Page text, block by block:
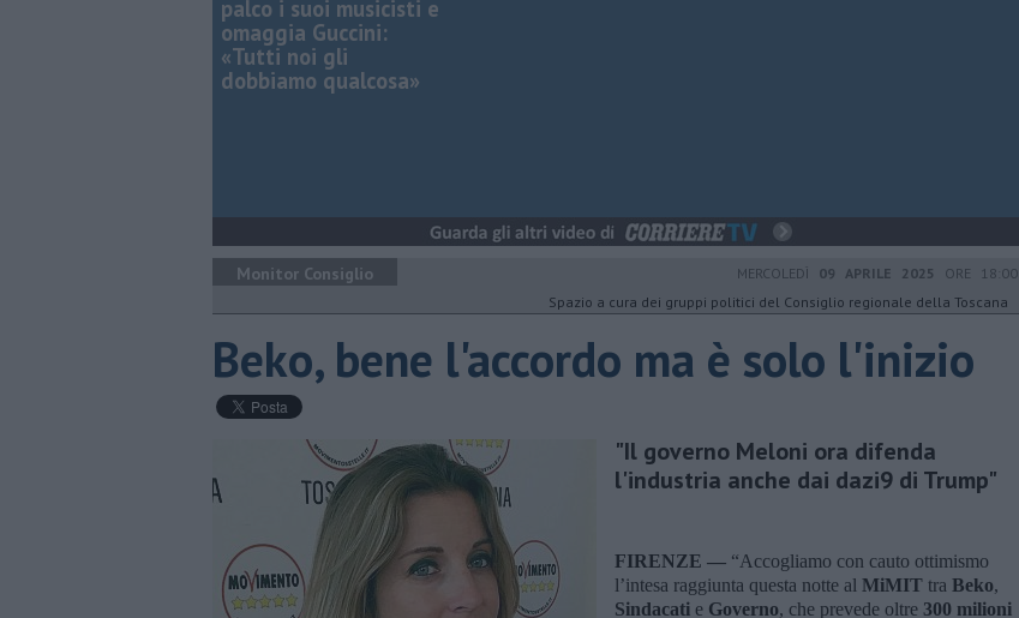
palco i suoi musicisti e
omaggia Guccini:
«Tutti noi gli
dobbiamo qualcosa»
Monitor Consiglio MERCOLEDÌ 09 APRILE 2025
ORE 18:00
Spazio a cura dei gruppi politici del Consiglio regionale della Toscana
Beko, bene l'accordo ma è solo l'inizio
"Il governo Meloni ora difenda
l'industria anche dai dazi9 di Trump"
FIRENZE — “Accogliamo con cauto ottimismo
l’intesa raggiunta questa notte al MiMIT tra Beko,
Sindacati e Governo, che prevede oltre 300 milioni